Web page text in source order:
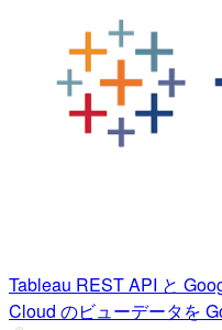
Tableau REST API と
Cloud のビューデータを